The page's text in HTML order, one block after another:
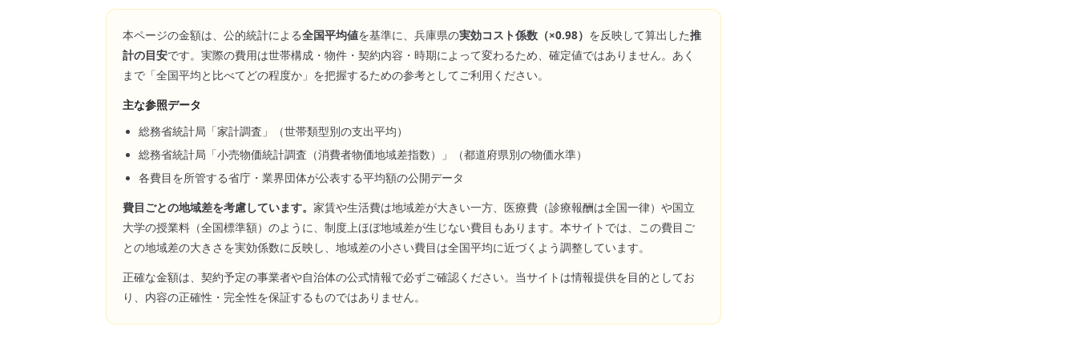
本ページの金額は、公的統計による全国平均値を基準に、 兵庫県の実効コスト係数（×0.98） を反映して算出した推
計の目安です。実際の費用は世帯構成・物件・契約内容・時期によって変わるため、確定値ではありません。あく
まで「全国平均と比べてどの程度か」を把握するための参考としてご利用ください。
主な参照データ
総務省統計局「家計調査」（世帯類型別の支出平均）
総務省統計局「小売物価統計調査（消費者物価地域差指数）」（都道府県別の物価水準）
各費目を所管する省庁・業界団体が公表する平均額の公開データ
費目ごとの地域差を考慮しています。 家賃や生活費は地域差が大きい一方、医療費（診療報酬は全国一律）や国立
大学の授業料（全国標準額）のように、制度上ほぼ地域差が生じない費目もあります。本サイトでは、この費目ご
との地域差の大きさを実効係数に反映し、地域差の小さい費目は全国平均に近づくよう調整しています。
正確な金額は、契約予定の事業者や自治体の公式情報で必ずご確認ください。当サイトは情報提供を目的としてお
り、内容の正確性・完全性を保証するものではありません。